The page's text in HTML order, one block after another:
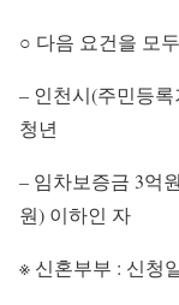
○ 다음 요건을 모
– 인천시(주민등
청년
– 임차보증금 3억
원) 이하인 자
※ 신혼부부 : 신청